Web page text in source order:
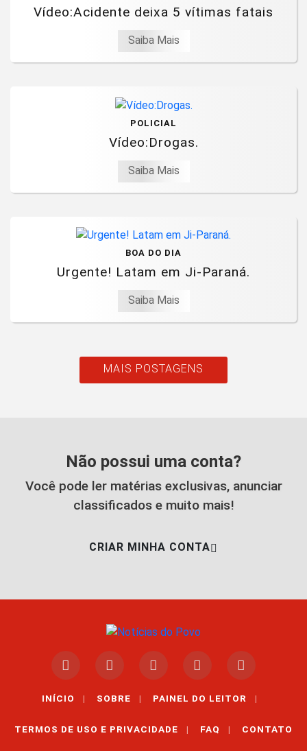
Vídeo:Acidente deixa 5 vítimas fatais
Saiba Mais
POLICIAL
Vídeo:Drogas.
Saiba Mais
BOA DO DIA
Urgente! Latam em Ji-Paraná.
Saiba Mais
MAIS POSTAGENS
Não possui uma conta?
Você pode ler matérias exclusivas, anunciar
classificados e muito mais!
CRIAR MINHA CONTA
INÍCIO | SOBRE | PAINEL DO LEITOR |
TERMOS DE USO E PRIVACIDADE | FAQ | CONTATO
Termos de Uso e Privacidade